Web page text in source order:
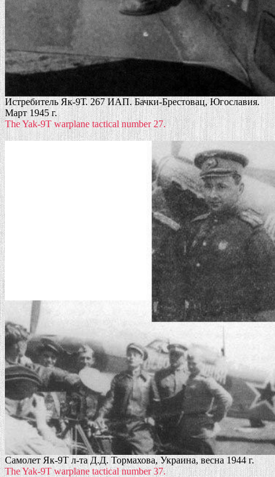
Истребитель Як-9Т. 267 ИАП. Бачки-Брестовац, Югославия.
Март 1945 г.
The Yak-9T warplane tactical number 27.
Cамолет Як-9Т л-та Д.Д. Тормахова, Украина, весна 1944 г.
The Yak-9T warplane tactical number 37.